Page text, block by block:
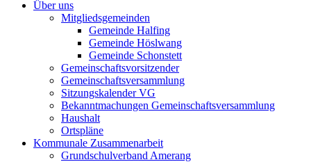
Über uns
Mitgliedsgemeinden
Gemeinde Halfing
Gemeinde Höslwang
Gemeinde Schonstett
Gemeinschaftsvorsitzender
Gemeinschaftsversammlung
Sitzungskalender VG
Bekanntmachungen Gemeinschaftsversammlung
Haushalt
Ortspläne
Kommunale Zusammenarbeit
Grundschulverband Amerang